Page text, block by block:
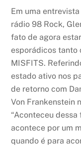
Em uma
rádio 98 Rock,
fato de agora
esporádicos tanto
MISFITS.
estado ativo nos
de retorno com
Von Frankenstein
“Aconteceu
acontece por um
quando é para